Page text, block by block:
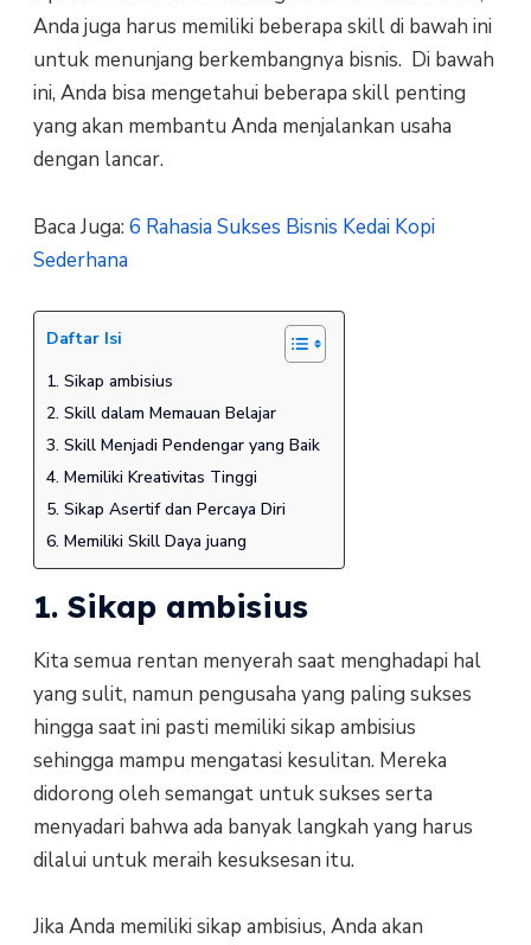
Anda juga harus memiliki beberapa skill di bawah ini
untuk menunjang berkembangnya bisnis. Di bawah
ini, Anda bisa mengetahui beberapa skill penting
yang akan membantu Anda menjalankan usaha
dengan lancar.
Baca Juga: 6 Rahasia Sukses Bisnis Kedai Kopi
Sederhana
Daftar Isi
1. Sikap ambisius
2. Skill dalam Memauan Belajar
3. Skill Menjadi Pendengar yang Baik
4. Memiliki Kreativitas Tinggi
5. Sikap Asertif dan Percaya Diri
6. Memiliki Skill Daya juang
1. Sikap ambisius
Kita semua rentan menyerah saat menghadapi hal
yang sulit, namun pengusaha yang paling sukses
hingga saat ini pasti memiliki sikap ambisius
sehingga mampu mengatasi kesulitan. Mereka
didorong oleh semangat untuk sukses serta
menyadari bahwa ada banyak langkah yang harus
dilalui untuk meraih kesuksesan itu.
Jika Anda memiliki sikap ambisius, Anda akan